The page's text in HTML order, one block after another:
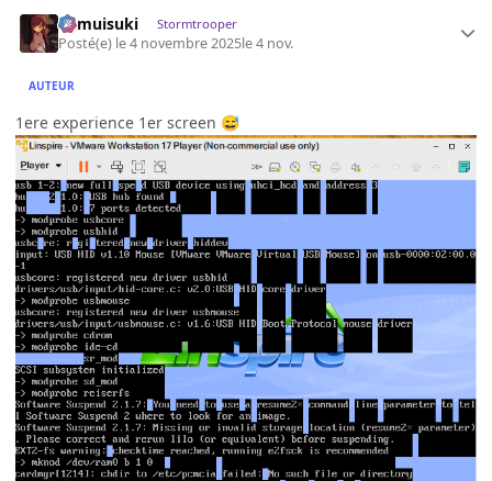
kamuisuki Stormtrooper
Posté(e) le 4 novembre 2025le 4 nov.
AUTEUR
1ere experience 1er screen 😅